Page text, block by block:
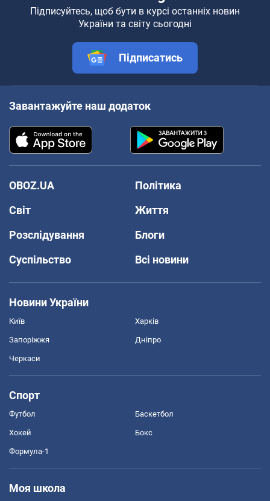
Підписуйтесь, щоб бути в курсі останніх новин
України та світу сьогодні
Підписатись
Завантажуйте наш додаток
OBOZ.UA
Політика
Світ
Життя
Розслідування
Блоги
Суспільство
Всі новини
Новини України
Київ Харків
Запоріжжя Дніпро
Черкаси
Спорт
Футбол Баскетбол
Хокей Бокс
Формула-1
Моя школа